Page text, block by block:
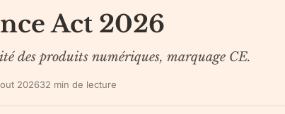
Act 2026
des produits numériques, marquage CE.
202632 min de lecture